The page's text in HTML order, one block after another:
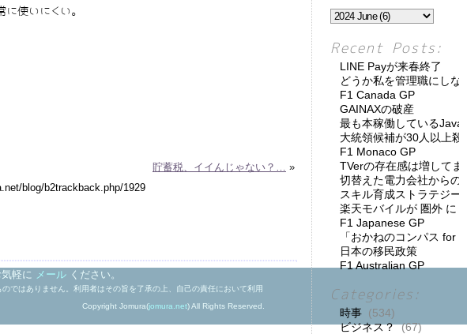
使いにくい。
貯蓄税、イイんじゃない？… »
Recent Posts:
LINE Payが来春終了
どうか私を管理職にしな
F1 Canada GP
GAINAXの破産
最も本稼働している
大統領候補が30人以上殺
F1 Monaco GP
TVerの存在感は増してま
切替えた電力会社からの
スキル育成ストラテジー
楽天モバイルが 圏外 に
F1 Japanese GP
「おかねのコンパス for
日本の移民政策
F1 Australian GP
Categories:
時事 (534)
ビジネス？(67)
軽に メール ください。
ではありません。利用者はその旨を了承の上、自己の責任において利用
Copyright Jomura(jomura.net) All Rights Reserved.